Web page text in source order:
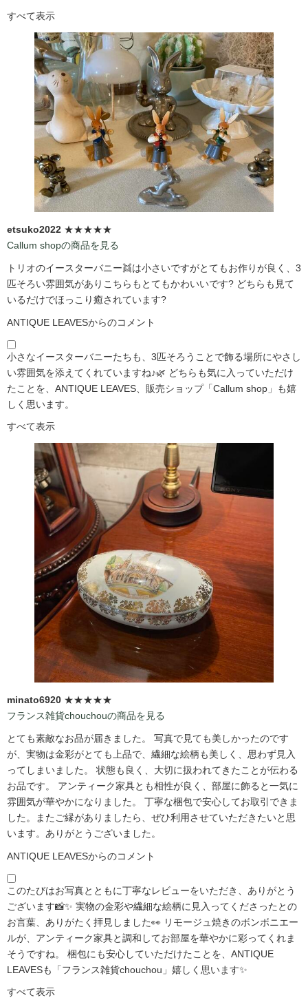
すべて表示
etsuko2022 ★★★★★
Callum shopの商品を見る
トリオのイースターバニー👯は小さいですがとてもお作りが良く、3
匹そろい雰囲気がありこちらもとてもかわいいです?️ どちらも見て
いるだけでほっこり癒されています?️
ANTIQUE LEAVESからのコメント
小さなイースターバニーたちも、3匹そろうことで飾る場所にやさし
い雰囲気を添えてくれていますね♪🌿 どちらも気に入っていただけ
たことを、ANTIQUE LEAVES、販売ショップ「Callum shop」も嬉
しく思います。
すべて表示
minato6920 ★★★★★
フランス雑貨chouchouの商品を見る
とても素敵なお品が届きました。 写真で見ても美しかったのです
が、実物は金彩がとても上品で、繊細な絵柄も美しく、思わず見入
ってしまいました。 状態も良く、大切に扱われてきたことが伝わる
お品です。 アンティーク家具とも相性が良く、部屋に飾ると一気に
雰囲気が華やかになりました。 丁寧な梱包で安心してお取引できま
した。またご縁がありましたら、ぜひ利用させていただきたいと思
います。ありがとうございました。
ANTIQUE LEAVESからのコメント
このたびはお写真とともに丁寧なレビューをいただき、ありがとう
ございます📸✨ 実物の金彩や繊細な絵柄に見入ってくださったとの
お言葉、ありがたく拝見しました👀 リモージュ焼きのボンボニエー
ルが、アンティーク家具と調和してお部屋を華やかに彩ってくれま
そうですね。 梱包にも安心していただけたことを、ANTIQUE
LEAVESも「フランス雑貨chouchou」嬉しく思います✨
すべて表示